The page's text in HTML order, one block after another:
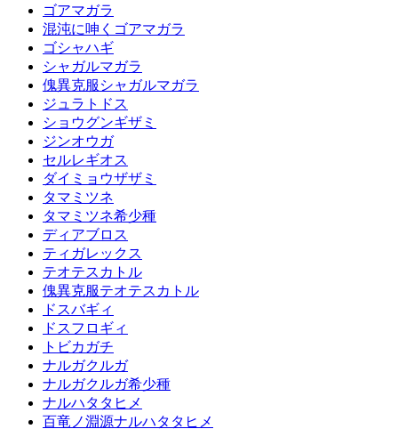
ゴアマガラ
混沌に呻くゴアマガラ
ゴシャハギ
シャガルマガラ
傀異克服シャガルマガラ
ジュラトドス
ショウグンギザミ
ジンオウガ
セルレギオス
ダイミョウザザミ
タマミツネ
タマミツネ希少種
ディアブロス
ティガレックス
テオテスカトル
傀異克服テオテスカトル
ドスバギィ
ドスフロギィ
トビカガチ
ナルガクルガ
ナルガクルガ希少種
ナルハタタヒメ
百竜ノ淵源ナルハタタヒメ